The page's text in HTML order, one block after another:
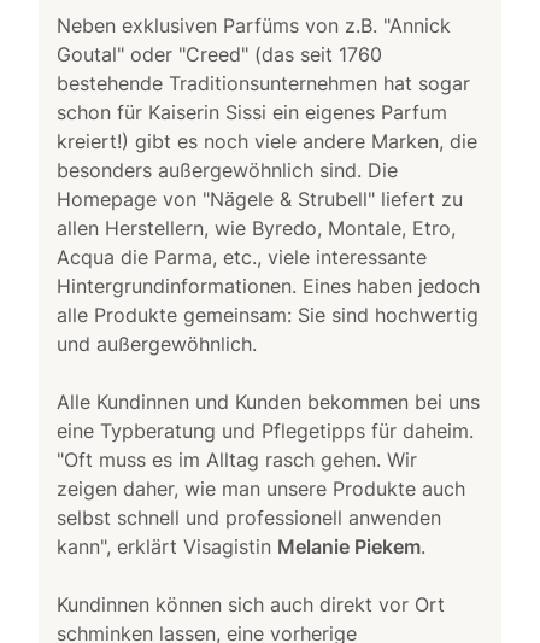
Neben exklusiven Parfüms von z.B. "Annick
Goutal" oder "Creed" (das seit 1760
bestehende Traditionsunternehmen hat sogar
schon für Kaiserin Sissi ein eigenes Parfum
kreiert!) gibt es noch viele andere Marken, die
besonders außergewöhnlich sind. Die
Homepage von "Nägele & Strubell" liefert zu
allen Herstellern, wie Byredo, Montale, Etro,
Acqua die Parma, etc., viele interessante
Hintergrundinformationen. Eines haben jedoch
alle Produkte gemeinsam: Sie sind hochwertig
und außergewöhnlich.
Alle Kundinnen und Kunden bekommen bei uns
eine Typberatung und Pflegetipps für daheim.
"Oft muss es im Alltag rasch gehen. Wir
zeigen daher, wie man unsere Produkte auch
selbst schnell und professionell anwenden
kann", erklärt Visagistin Melanie Piekem.
Kundinnen können sich auch direkt vor Ort
schminken lassen, eine vorherige